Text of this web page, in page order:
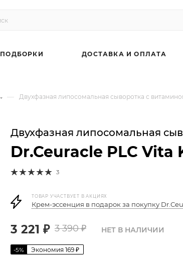
ПОДБОРКИ ДОСТАВКА И ОПЛАТА
— Двухфазная липосомальная сыворотка с
Двухфазная липосомальная
Dr.Ceuracle PLC
3
ТОВАР УЧАСТВУЕТ В АКЦИЯХ
Крем-эссенция в подарок за покупку
3 221 ₽ 3 390₽
-5% Экономия 169 ₽
НЕТ В НАЛИЧИИ